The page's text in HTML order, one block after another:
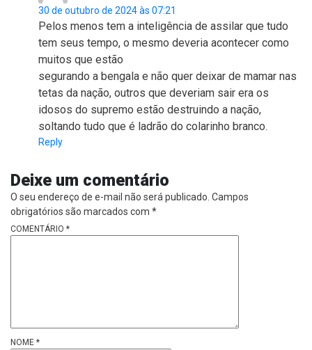
30 de outubro de 2024 às 07:21
Pelos menos tem a inteligência de assilar que tudo
tem seus tempo, o mesmo deveria acontecer como
muitos que estão
segurando a bengala e não quer deixar de mamar nas
tetas da nação, outros que deveriam sair era os
idosos do supremo estão destruindo a nação,
soltando tudo que é ladrão do colarinho branco.
Reply
Deixe um comentário
O seu endereço de e-mail não será publicado. Campos
obrigatórios são marcados com *
COMENTÁRIO *
NOME *